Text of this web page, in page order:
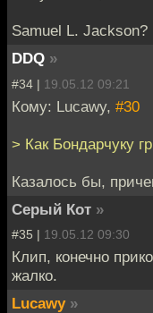
Samuel L. Jackson?
DDQ »
#34 | 19.05.12 09:21
Кому: Lucawy, #30
> Как Бондарчуку
Казалось бы,
Серый Кот »
#35 | 19.05.12 09:30
Клип, конечно
жалко.
Lucawy »